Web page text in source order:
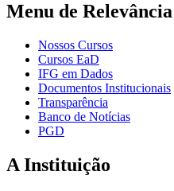
Menu de Relevância
Nossos Cursos
Cursos EaD
IFG em Dados
Documentos Institucionais
Transparência
Banco de Notícias
PGD
A Instituição